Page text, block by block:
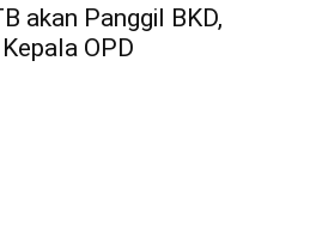
akan Panggil BKD,
OPD